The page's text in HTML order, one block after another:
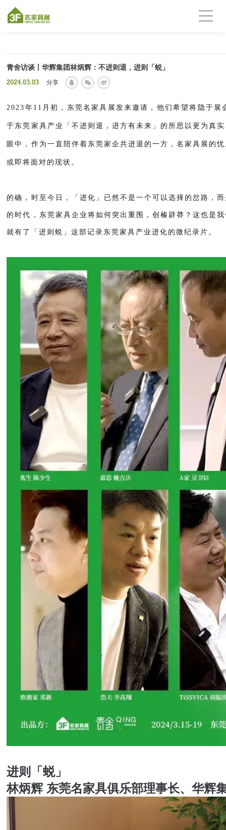
青舍访谈丨华辉集团林炳辉：不进则退，进则「蜕」
2024.03.03 分享
2023年11月初，东莞名家具展发来邀请，他们希望将隐于展
于东莞家具产业「不进则退，进方有未来」的所思以更为真
眼中，作为一直陪伴着东莞家企共进退的一方，名家具展的
或即将面对的现状。
的确，时至今日，「进化」已然不是一个可以选择的岔路，
的时代，东莞家具企业将如何突出重围，创榛辟莽？这也是
就有了「进则蜕」这部记录东莞家具产业进化的微纪录片。
进则「蜕」
林炳辉 东莞名家具俱乐部理事长、华辉